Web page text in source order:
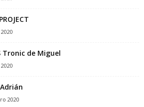
de Miguel
2020